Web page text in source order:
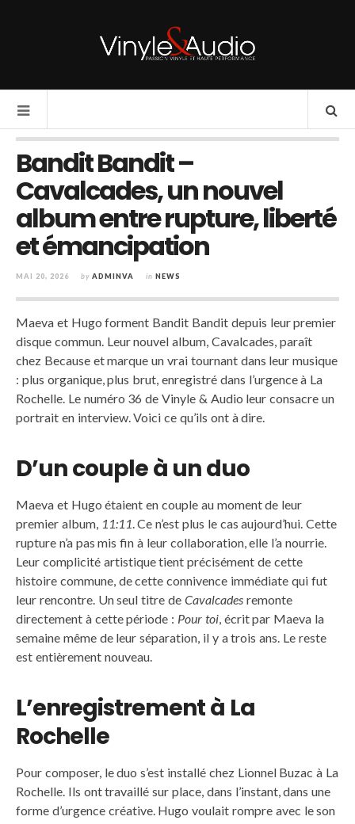
Bandit Bandit –
Cavalcades, un nouvel
album entre rupture, liberté
et émancipation
MAI 20, 2026 by ADMINVA in NEWS
Maeva et Hugo forment Bandit Bandit depuis leur premier
disque commun. Leur nouvel album, Cavalcades, paraît
chez Because et marque un vrai tournant dans leur musique
: plus organique, plus brut, enregistré dans l’urgence à La
Rochelle. Le numéro 36 de Vinyle & Audio leur consacre un
portrait en interview. Voici ce qu’ils ont à dire.
D’un couple à un duo
Maeva et Hugo étaient en couple au moment de leur
premier album, 11:11. Ce n’est plus le cas aujourd’hui. Cette
rupture n’a pas mis fin à leur collaboration, elle l’a nourrie.
Leur complicité artistique tient précisément de cette
histoire commune, de cette connivence immédiate qui fut
leur rencontre. Un seul titre de Cavalcadesremonte
directement à cette période : Pour toi, écrit par Maeva la
semaine même de leur séparation, il y a trois ans. Le reste
est entièrement nouveau.
L’enregistrement à La
Rochelle
Pour composer, le duo s’est installé chez Lionnel Buzac à La
Rochelle. Ils ont travaillé sur place, dans l’instant, dans une
forme d’urgence créative. Hugo voulait rompre avec le son